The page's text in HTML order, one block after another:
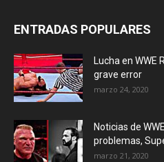
ENTRADAS POPULARES
Lucha en WWE
grave error
marzo 24, 2020
Noticias de
problemas,
marzo 21, 2020